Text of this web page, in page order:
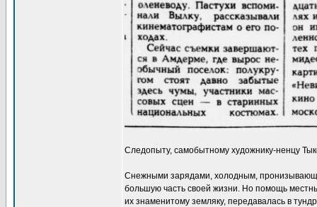
Следопыту, самобытному художнику-ненцу
Снежными зарядами, холодным,
большую часть своей жизни. Но помощь
их знаменитому земляку, передавалась в